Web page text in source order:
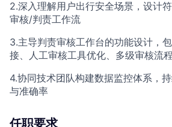
2.深入理解用户出行安全场景，设计
审核/判责工作流
3.主导判责审核工作台的功能设计，
接、人工审核工具优化、多级审核流
4.协同技术团队构建数据监控体系，
与准确率
任职要求